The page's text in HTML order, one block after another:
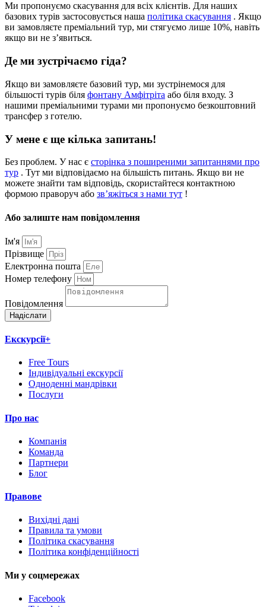
Ми пропонуємо скасування для всіх клієнтів. Для наших
базових турів застосовується наша політика скасування . Якщо
ви замовляєте преміальний тур, ми стягуємо лише 10%, навіть
якщо ви не з’явиться.
Де ми зустрічаємо гіда?
Якщо ви замовляєте базовий тур, ми зустрінемося для
більшості турів біля фонтану Амфітріта або біля входу. З
нашими преміальними турами ми пропонуємо безкоштовний
трансфер з готелю.
У мене є ще кілька запитань!
Без проблем. У нас є сторінка з поширеними запитаннями про
тур . Тут ми відповідаємо на більшість питань. Якщо ви не
можете знайти там відповідь, скористайтеся контактною
формою праворуч або зв’яжіться з нами тут !
Або залиште нам повідомлення
Ім'я
Прізвище
Електронна пошта
Номер телефону
Повідомлення
Надіслати
Екскурсії+
Free Tours
Індивідуальні екскурсії
Одноденні мандрівки
Послуги
Про нас
Компанія
Команда
Партнери
Блог
Правове
Вихідні дані
Правила та умови
Політика скасування
Політика конфіденційності
Ми у соцмережах
Facebook